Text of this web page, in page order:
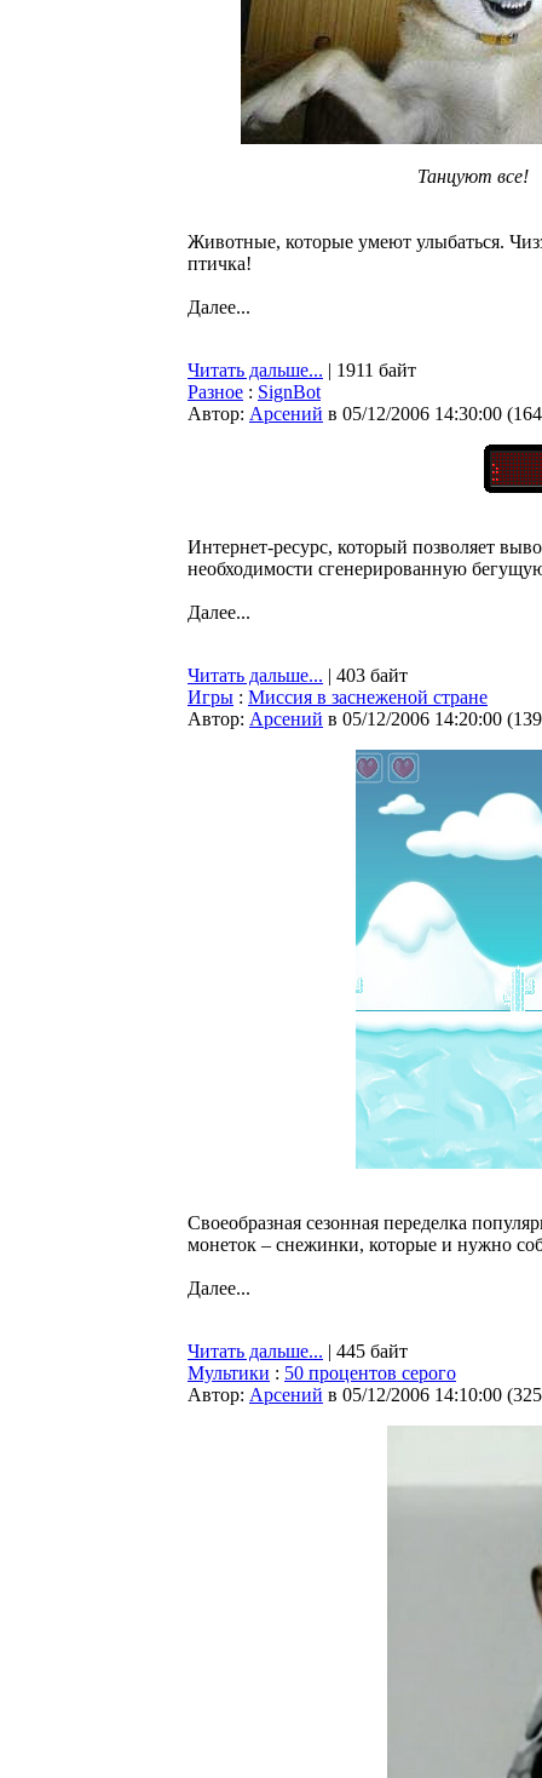
Танцуют все!
Животные, которые умеют улыбаться.
птичка!
Далее...
Читать дальше... | 1911 байт
Разное : SignBot
Автор: Арсений в 05/12/2006 14:30:00 (
Интернет-ресурс, который позволяет
необходимости сгенерированную
Далее...
Читать дальше... | 403 байт
Игры : Миссия в заснеженой стране
Автор: Арсений в 05/12/2006 14:20:00 (
Своеобразная сезонная переделка
монеток – снежинки, которые и нужно
Далее...
Читать дальше... | 445 байт
Мультики : 50 процентов серого
Автор: Арсений в 05/12/2006 14:10:00 (